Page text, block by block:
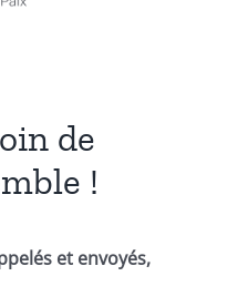
de
!
et envoyés,